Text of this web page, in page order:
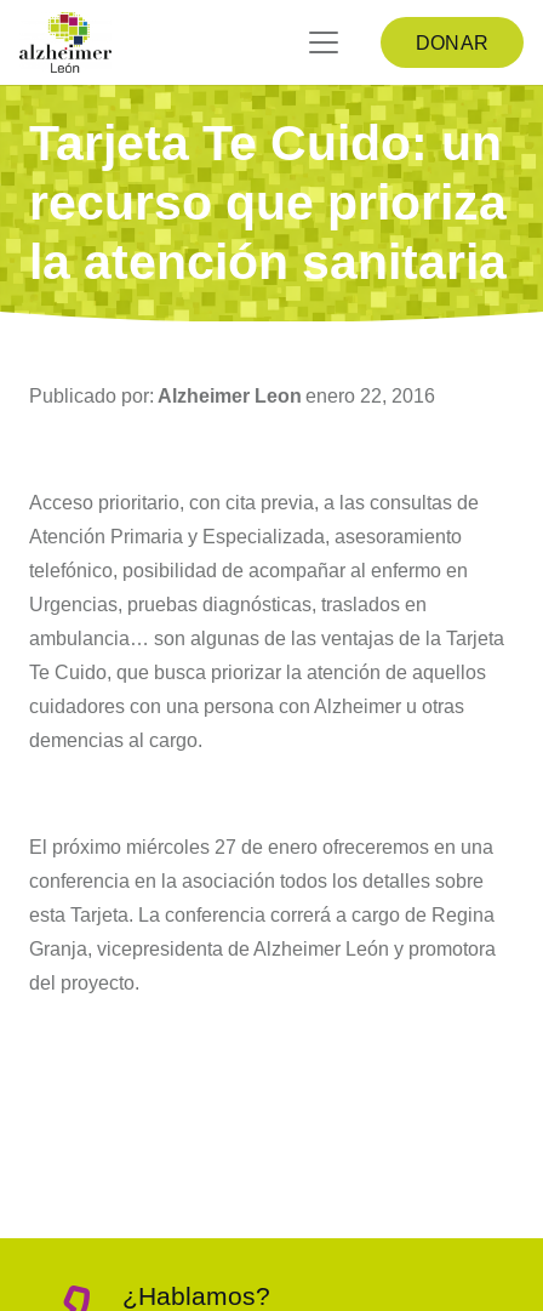
DONAR
Tarjeta Te Cuido: un
recurso que prioriza
la atención sanitaria
Publicado por: Alzheimer Leon enero 22, 2016
Acceso prioritario, con cita previa, a las consultas de
Atención Primaria y Especializada, asesoramiento
telefónico, posibilidad de acompañar al enfermo en
Urgencias, pruebas diagnósticas, traslados en
ambulancia… son algunas de las ventajas de la Tarjeta
Te Cuido, que busca priorizar la atención de aquellos
cuidadores con una persona con Alzheimer u otras
demencias al cargo.
El próximo miércoles 27 de enero ofreceremos en una
conferencia en la asociación todos los detalles sobre
esta Tarjeta. La conferencia correrá a cargo de Regina
Granja, vicepresidenta de Alzheimer León y promotora
del proyecto.
¿Hablamos?